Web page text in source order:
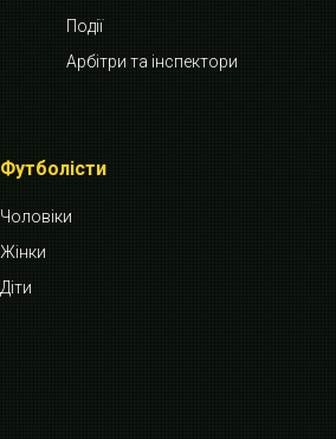
Події
Арбітри та інспектори
Футболісти
Чоловіки
Жінки
Діти